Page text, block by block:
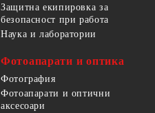
Защитна екипировка за
безопасност при работа
Наука и лаборатории
Фотоапарати и оптика
Фотография
Фотоапарати и оптични
аксесоари